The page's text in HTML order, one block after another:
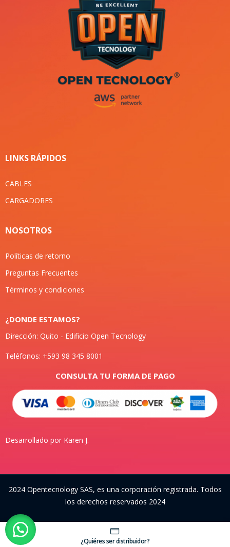
¿Quiéres ser distribuidor?
LINKS RÁPIDOS
CABLES
CARGADORES
NOSOTROS
Políticas de retorno
Preguntas Frecuentes
Términos y condiciones
¿DONDE ESTAMOS?
Dirección: Quito - Edificio Open Tecnology
Teléfonos: +593 98 345 8001
CONSULTA TU FORMA DE PAGO
Desarrollado por Karen J.
2024 Opentecnology SAS, es una corporación registrada. Todos
los derechos reservados 2024